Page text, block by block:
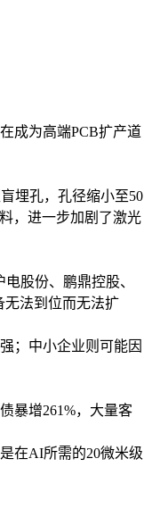
成为高端PCB扩产道
埋孔，孔径缩小至50
，进一步加剧了激光
股份、鹏鼎控股、
无法到位而无法扩
；中小企业则可能因
暴增261%，大量客
在AI所需的20微米级